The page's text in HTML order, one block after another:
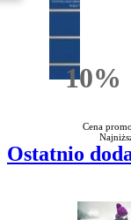
10%
Cena
Ostatnio